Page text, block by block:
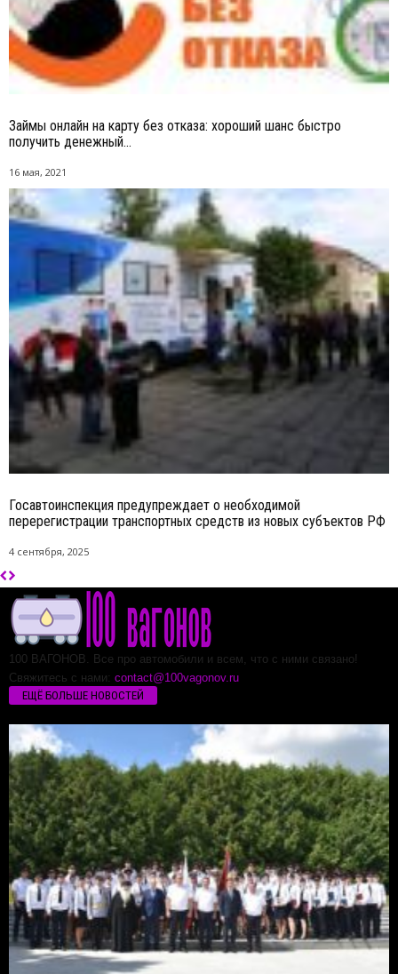
Займы онлайн на карту без отказа: хороший шанс быстро
получить денежный...
16 мая, 2021
Госавтоинспекция предупреждает о необходимой
перерегистрации транспортных средств из новых субъектов РФ
4 сентября, 2025
100 ВАГОНОВ. Все про автомобили и всем, что с ними связано!
Свяжитесь с нами: contact@100vagonov.ru
ЕЩЁ БОЛЬШЕ НОВОСТЕЙ